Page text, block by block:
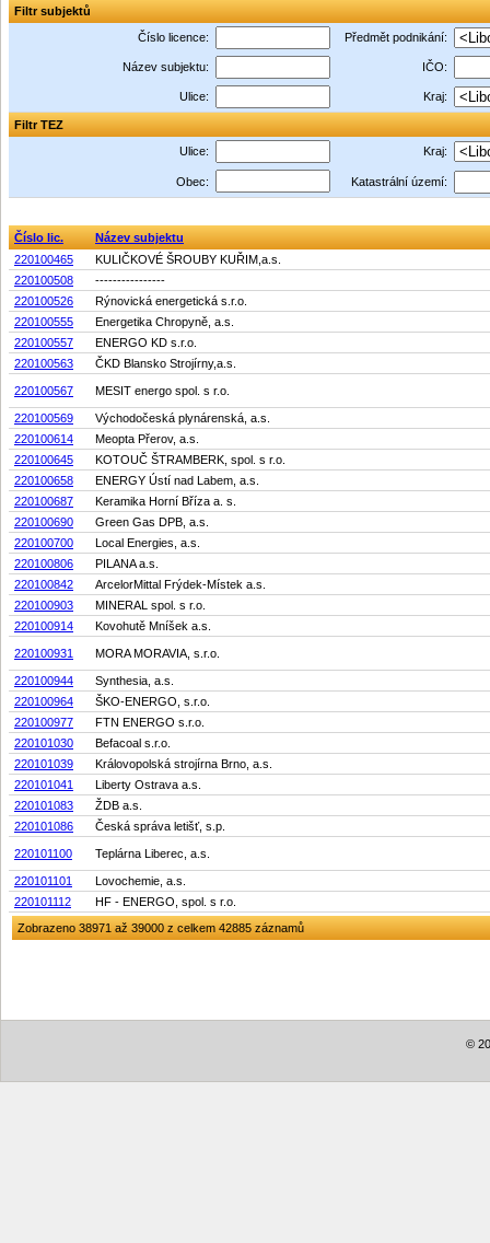
Filtr subjektů
Číslo licence:
Předmět podnikání:
Název subjektu: IČO:
Ulice: Kraj:
Filtr TEZ
Ulice:
Kraj:
Obec: Katastrální území:
Číslo lic.
Název subjektu
220100465
KULIČKOVÉ ŠROUBY KUŘIM,a.s.
220100508
----------------
220100526
Rýnovická energetická s.r.o.
220100555
Energetika Chropyně, a.s.
220100557
ENERGO KD s.r.o.
220100563
ČKD Blansko Strojírny,a.s.
220100567 MESIT energo spol. s r.o.
220100569
Východočeská plynárenská, a.s.
220100614
Meopta Přerov, a.s.
220100645
KOTOUČ ŠTRAMBERK, spol. s r.o.
220100658
ENERGY Ústí nad Labem, a.s.
220100687
Keramika Horní Bříza a. s.
220100690
Green Gas DPB, a.s.
220100700
Local Energies, a.s.
220100806
PILANA a.s.
220100842
ArcelorMittal Frýdek-Místek a.s.
220100903
MINERAL spol. s r.o.
220100914
Kovohutě Mníšek a.s.
220100931 MORA MORAVIA, s.r.o.
220100944
Synthesia, a.s.
220100964
ŠKO-ENERGO, s.r.o.
220100977
FTN ENERGO s.r.o.
220101030
Befacoal s.r.o.
220101039
Královopolská strojírna Brno, a.s.
220101041
Liberty Ostrava a.s.
220101083
ŽDB a.s.
220101086
Česká správa letišť, s.p.
220101100 Teplárna Liberec, a.s.
220101101
Lovochemie, a.s.
220101112
HF - ENERGO, spol. s r.o.
Zobrazeno 38971 až 39000 z celkem 42885 záznamů
©